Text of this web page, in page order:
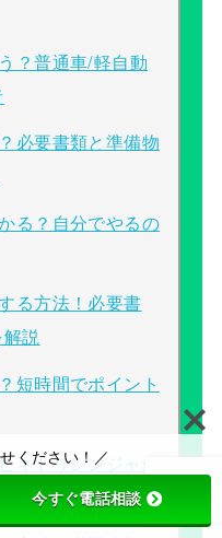
？普通車/軽自動
必要書類と準備物
る？自分でやるの
る方法！必要書
説
短時間でポイント
キトリレンジャー
ください！／
今すぐ電話相談